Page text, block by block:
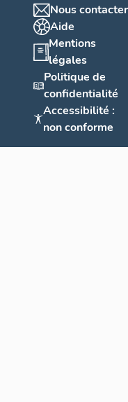
Nous contacter
Aide
Mentions
légales
Politique de
confidentialité
Accessibilité :
non conforme